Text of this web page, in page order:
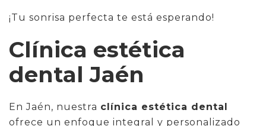
¡Tu sonrisa perfecta te está esperando!
Clínica estética
dental Jaén
En Jaén, nuestra clínica estética dental
ofrece un enfoque integral y personalizado